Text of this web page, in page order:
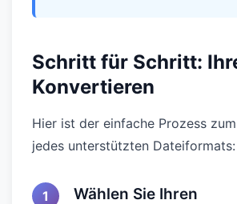
Schritt für Schritt:
Konvertieren
Hier ist der einfache Prozess
jedes unterstützten Dateiformats:
Wählen Sie Ihren